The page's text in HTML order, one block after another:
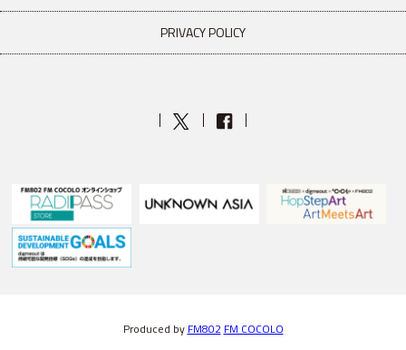
PRIVACY POLICY
Produced by FM802 FM COCOLO